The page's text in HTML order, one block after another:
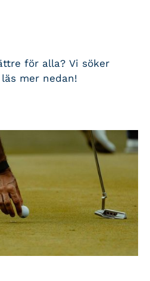
för alla? Vi söker
mer nedan!